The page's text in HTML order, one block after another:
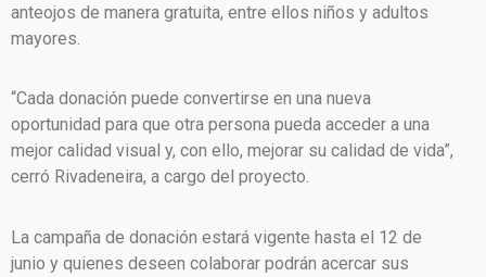
anteojos de manera gratuita, entre ellos niños y adultos
mayores.
“Cada donación puede convertirse en una nueva
oportunidad para que otra persona pueda acceder a una
mejor calidad visual y, con ello, mejorar su calidad de vida”,
cerró Rivadeneira, a cargo del proyecto.
La campaña de donación estará vigente hasta el 12 de
junio y quienes deseen colaborar podrán acercar sus